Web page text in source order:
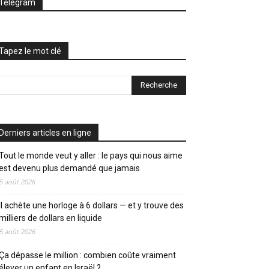
le mot clé
articles en ligne
le monde veut y aller : le pays qui nous aime
devenu plus demandé que jamais
août 2026
achète une horloge à 6 dollars — et y trouve des
de dollars en liquide
août 2026
dépasse le million : combien coûte vraiment